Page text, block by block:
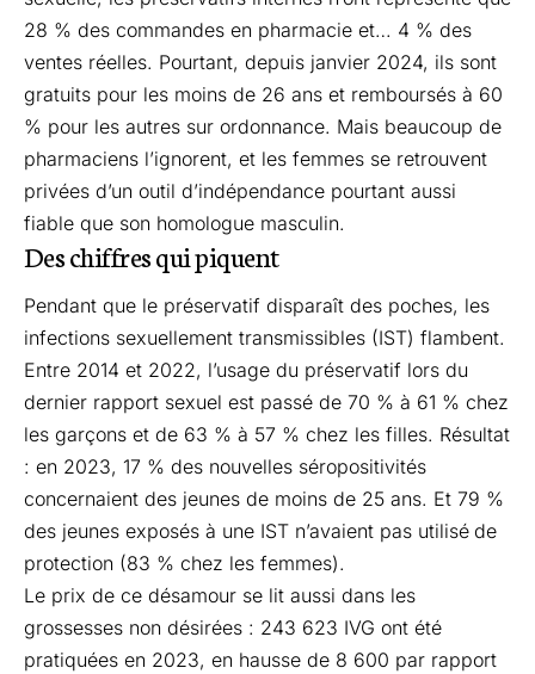
28 % des commandes en pharmacie et… 4 % des
ventes réelles. Pourtant, depuis janvier 2024, ils sont
gratuits pour les moins de 26 ans et remboursés à 60
% pour les autres sur ordonnance. Mais beaucoup de
pharmaciens l’ignorent, et les femmes se retrouvent
privées d’un outil d’indépendance pourtant aussi
fiable que son homologue masculin.
Des chiffres qui piquent
Pendant que le préservatif disparaît des poches, les
infections sexuellement transmissibles (IST) flambent.
Entre 2014 et 2022, l’usage du préservatif lors du
dernier rapport sexuel est passé de 70 % à 61 % chez
les garçons et de 63 % à 57 % chez les filles. Résultat
: en 2023, 17 % des nouvelles séropositivités
concernaient des jeunes de moins de 25 ans. Et 79 %
des jeunes exposés à une IST n’avaient pas utilisé de
protection (83 % chez les femmes).
Le prix de ce désamour se lit aussi dans les
grossesses non désirées : 243 623 IVG ont été
pratiquées en 2023, en hausse de 8 600 par rapport